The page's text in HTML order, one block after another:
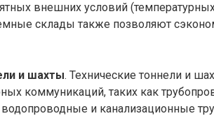
внешних условий
склады также позволяют
и шахты. Технические тоннели и
коммуникаций, таких как
водопроводные и канализационные